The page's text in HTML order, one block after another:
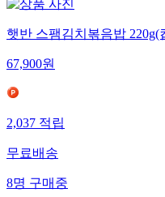
햇반 스팸김치볶음밥 220g(
67,900원
2,037적립
무료배송
8명구매중